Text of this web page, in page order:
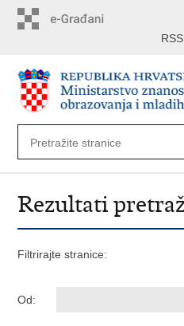
RSS
Rezultati
Filtrirajte stranice:
Od: